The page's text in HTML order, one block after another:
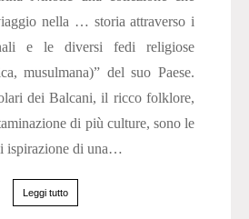
nella … storia attraverso i
e le diversi fedi religiose
musulmana)” del suo Paese.
dei Balcani, il ricco folklore,
di più culture, sono le
ispirazione di una…
Leggi tutto